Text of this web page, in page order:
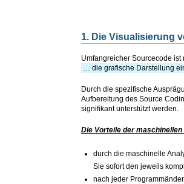
1. Die Visualisierung
Umfangreicher Sourcecode
… die grafische Darstellung
Durch die spezifische
Aufbereitung des Source
signifikant unterstützt werden.
Die Vorteile der
durch die maschinelle
Sie sofort den jeweils
nach jeder